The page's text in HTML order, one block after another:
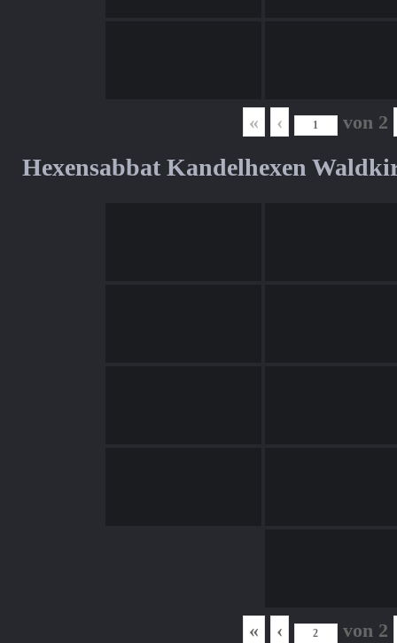
« ‹ von 2
Hexensabbat Kandelhexen
« ‹ von 2